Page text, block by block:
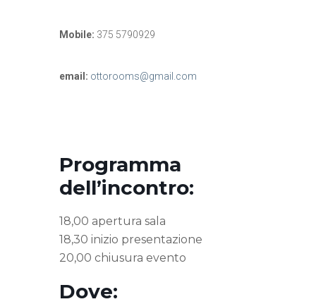
Mobile: 375 5790929
email: ottorooms@gmail.com
Programma
dell’incontro:
18,00 apertura sala
18,30 inizio presentazione
20,00 chiusura evento
Dove: